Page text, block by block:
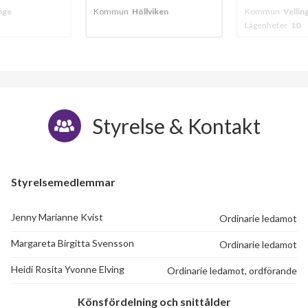
Kommun Vellinge
Kommun
Lägenheter 4
Styrelse & Kontakt
Styrelsemedlemmar
Jenny Marianne Kvist Ordinarie ledamot
Margareta Birgitta Svensson Ordinarie ledamot
Heidi Rosita Yvonne Elving Ordinarie ledamot, ordförande
Könsfördelning och snittålder